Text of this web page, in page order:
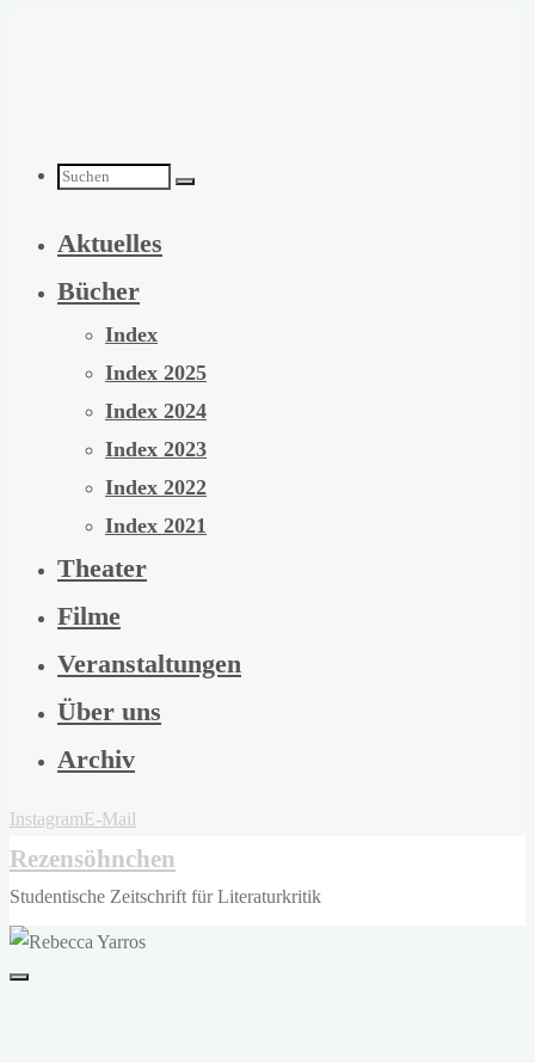
Suchen
nach:
Aktuelles
Bücher
Index
Index 2025
Index 2024
Index 2023
Index 2022
Index 2021
Theater
Filme
Veranstaltungen
Über uns
Archiv
InstagramE-Mail
Rezensöhnchen
Studentische Zeitschrift für Literaturkritik